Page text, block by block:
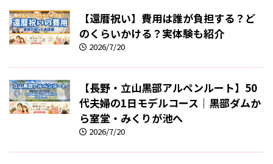
【還暦祝い】費用は誰が負担する？ど
のくらいかける？実体験も紹介
2026/7/20
【長野・立山黒部アルペンルート】50
代夫婦の1日モデルコース｜黒部ダムか
ら室堂・みくりが池へ
2026/7/20